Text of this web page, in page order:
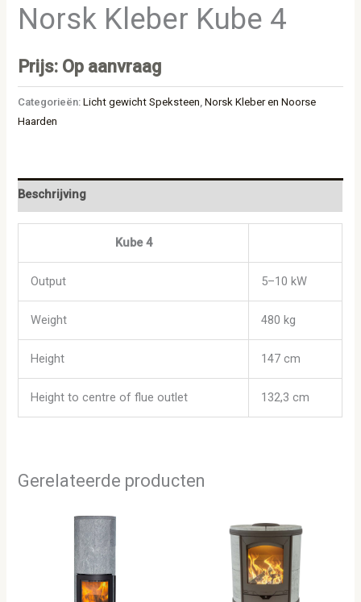
Norsk Kleber Kube 4
Prijs: Op aanvraag
Categorieën:Licht gewicht Speksteen ,Norsk Kleber en Noorse
Haarden
Beschrijving
Kube 4
Output 5–10 kW
Weight 480 kg
Height 147 cm
Height to centre of flue outlet 132,3 cm
Gerelateerde producten